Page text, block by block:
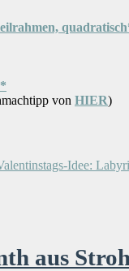
von HIER)
aus